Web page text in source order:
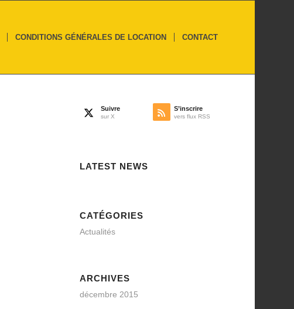
CONDITIONS GÉNÉRALES DE LOCATION CONTACT
Suivre
sur X
S’inscrire
vers flux RSS
LATEST NEWS
CATÉGORIES
Actualités
ARCHIVES
décembre 2015